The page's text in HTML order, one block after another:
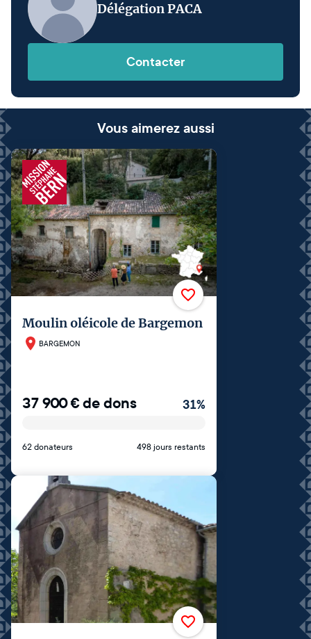
Délégation PACA
Contacter
Vous aimerez aussi
Moulin oléicole de Bargemon
BARGEMON
37 900€de dons 31%
62 donateurs 498 jours restants